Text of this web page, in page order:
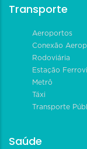
Transporte
Aeroportos
Conexão
Rodoviária
Estação
Metrô
Táxi
Transporte
Saúde